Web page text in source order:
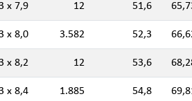
x 7,9 12 51,6
x 8,0 3.582 52,3
x 8,2 12 53,6
x 8,4 1.885 54,8